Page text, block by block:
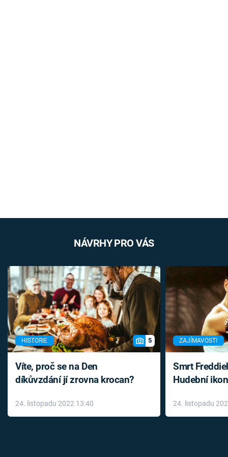
NÁVRHY PRO VÁS
HISTORIE 5
Víte, proč se na Den
díkůvzdání jí zrovna krocan?
24. listopadu 2022 13:40
ZAJÍMAVOSTI
Smrt
Hudební
léky
24. listopadu